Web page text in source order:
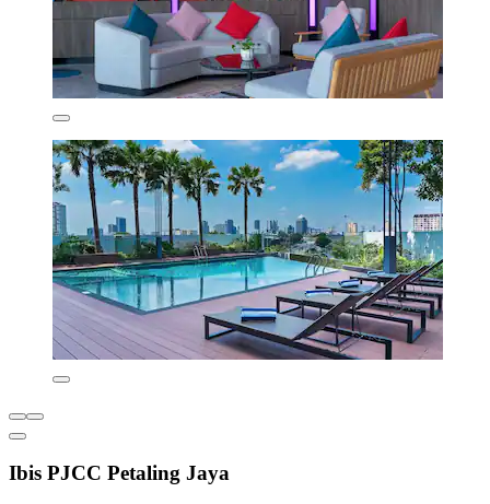
Ibis PJCC Petaling Jaya